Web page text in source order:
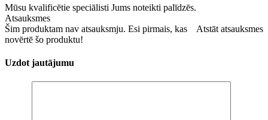
Mūsu kvalificētie speciālisti Jums noteikti palīdzēs.
Atsauksmes
Atstāt atsauksmes
Šim produktam nav atsauksmju. Esi pirmais, kas
novērtē šo produktu!
Uzdot jautājumu